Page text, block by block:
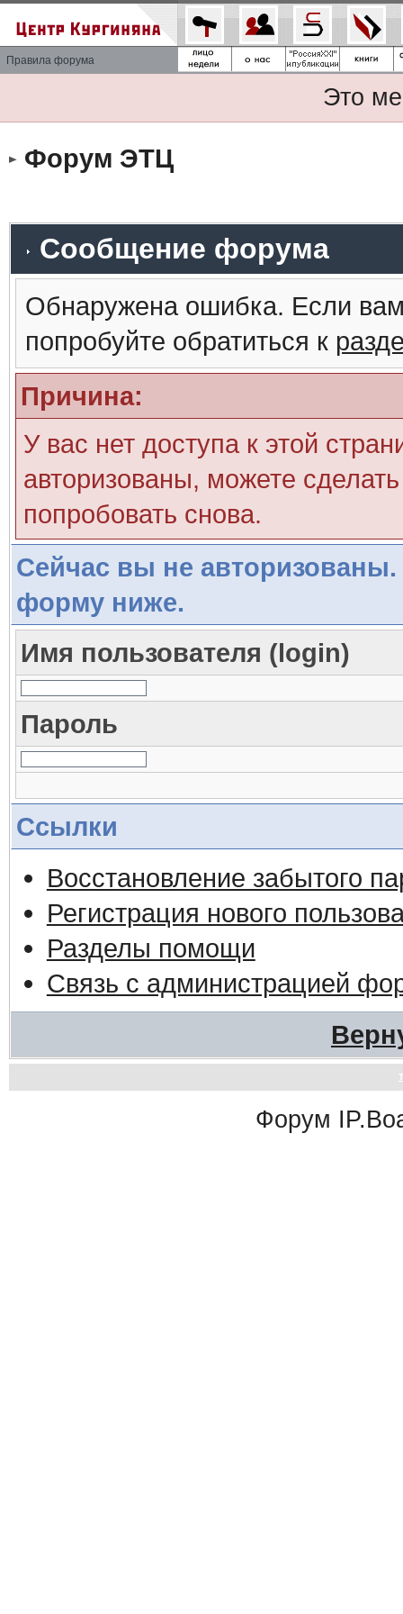
Правила форума
Это
Форум ЭТЦ
Сообщение форума
Обнаружена ошибка. Если
попробуйте обратиться к
Причина:
У вас нет доступа к этой
авторизованы, можете
попробовать снова.
Сейчас вы не авторизованы.
форму ниже.
Имя пользователя (login)
Пароль
Ссылки
Восстановление забытого
Регистрация нового
Разделы помощи
Связь с администрацией
Форум